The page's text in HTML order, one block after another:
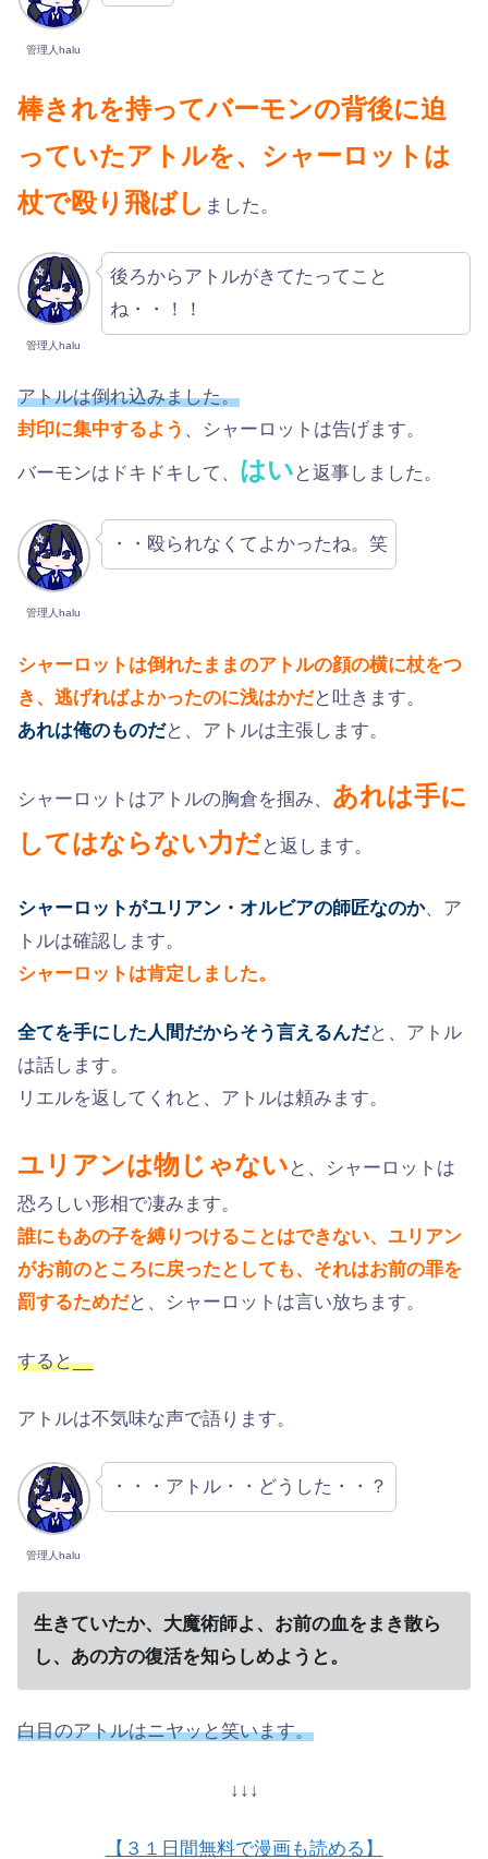
管理人halu
棒きれを持ってバーモンの背後に迫
っていたアトルを、シャーロットは
杖で殴り飛ばし ました。
管理人halu
後ろからアトルがきてたってこと
ね・・！！
アトルは倒れ込みました。
封印に集中するよう 、シャーロットは告げます。
バーモンはドキドキして、 はい と返事しました。
管理人halu
・・殴られなくてよかったね。笑
シャーロットは倒れたままのアトルの顔の横に杖をつ
き、逃げればよかったのに浅はかだと吐きます。
あれは俺のものだと、アトルは主張します。
シャーロットはアトルの胸倉を掴み、 あれは手に
してはならない力だと返します。
シャーロットがユリアン・オルビアの師匠なのか、ア
トルは確認します。
シャーロットは肯定しました。
全てを手にした人間だからそう言えるんだと、アトル
は話します。
リエルを返してくれと、アトルは頼みます。
ユリアンは物じゃない と、シャーロットは
恐ろしい形相で凄みます。
誰にもあの子を縛りつけることはできない、ユリアン
がお前のところに戻ったとしても、それはお前の罪を
罰するためだと、シャーロットは言い放ちます。
すると__
アトルは不気味な声で語ります。
管理人halu
・・・アトル・・どうした・・？
生きていたか、大魔術師よ、お前の血をまき散ら
し、あの方の復活を知らしめようと。
白目のアトルはニヤッと笑います。
↓↓↓
【３１日間無料で漫画も読める】